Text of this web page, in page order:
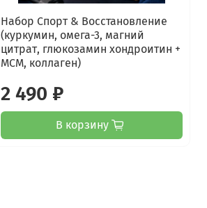
Набор Спорт & Восстановление
(куркумин, омега-3, магний
цитрат, глюкозамин хондроитин +
МСМ, коллаген)
2 490 ₽
В корзину